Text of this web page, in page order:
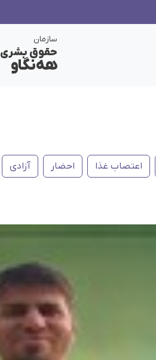
سازمان
حقوق بشری
هەنگاو
اعتصاب غذا احضار آزادی